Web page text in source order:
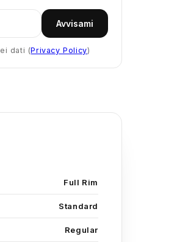
Avvisami
dati (Privacy Policy)
Full Rim
Standard
Regular